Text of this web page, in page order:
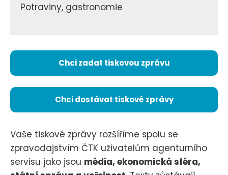
Potraviny, gastronomie
Chci zadat tiskovou zprávu
Chci dostávat tiskové zprávy
Vaše tiskové zprávy rozšíříme spolu se
zpravodajstvím ČTK uživatelům agenturního
servisu jako jsou média, ekonomická sféra,